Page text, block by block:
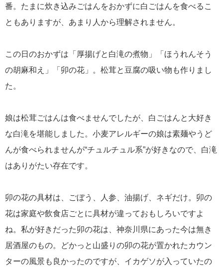
番。たまに炊き込みごはんをおかずに白ごはんを食べるこ
ともありますが、あまり人から理解されません。
この日のおかずは「厚揚げと白滝の煮物」「ほうれんそう
の胡麻和え」「卯の花」。松茸と豆腐の吸い物も作りまし
た。
娘は松茸ごはんは食べませんでしたが、白ごはんと大好き
な白滝を堪能しました。小麦アレルギーの娘は素麺やうど
んが食べられませんが“チュルチュル系”が好きなので、白滝
はありがたい存在です。
卯の花の具材は、ごぼう、人参、油揚げ、ネギだけ。卯の
花は家庭や飲食店ごとに具材が違っておもしろいですよ
ね。私が好きだった卯の花は、神奈川県にあった今は無き
居酒屋のもの。どかっと山盛りの卯の花が置かれたカウン
ターの風景も良かったのですが、イカゲソが入っていたの